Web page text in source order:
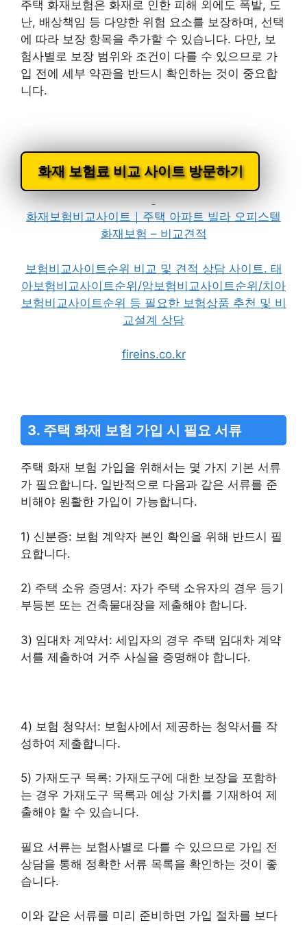
주택 화재보험은 화재로 인한 피해 외에도 폭발, 도
난, 배상책임 등 다양한 위험 요소를 보장하며, 선택
에 따라 보장 항목을 추가할 수 있습니다. 다만, 보
험사별로 보장 범위와 조건이 다를 수 있으므로 가
입 전에 세부 약관을 반드시 확인하는 것이 중요합
니다.
화재 보험료 비교 사이트 방문하기
화재보험비교사이트｜주택 아파트 빌라 오피스텔
화재보험 – 비교견적
보험비교사이트순위 비교 및 견적 상담 사이트. 태
아보험비교사이트순위/암보험비교사이트순위/치아
보험비교사이트순위 등 필요한 보험상품 추천 및 비
교설계 상담
fireins.co.kr
3. 주택 화재 보험 가입 시 필요 서류
주택 화재 보험 가입을 위해서는 몇 가지 기본 서류
가 필요합니다. 일반적으로 다음과 같은 서류를 준
비해야 원활한 가입이 가능합니다.
1) 신분증: 보험 계약자 본인 확인을 위해 반드시 필
요합니다.
2) 주택 소유 증명서: 자가 주택 소유자의 경우 등기
부등본 또는 건축물대장을 제출해야 합니다.
3) 임대차 계약서: 세입자의 경우 주택 임대차 계약
서를 제출하여 거주 사실을 증명해야 합니다.
4) 보험 청약서: 보험사에서 제공하는 청약서를 작
성하여 제출합니다.
5) 가재도구 목록: 가재도구에 대한 보장을 포함하
는 경우 가재도구 목록과 예상 가치를 기재하여 제
출해야 할 수 있습니다.
필요 서류는 보험사별로 다를 수 있으므로 가입 전
상담을 통해 정확한 서류 목록을 확인하는 것이 좋
습니다.
이와 같은 서류를 미리 준비하면 가입 절차를 보다